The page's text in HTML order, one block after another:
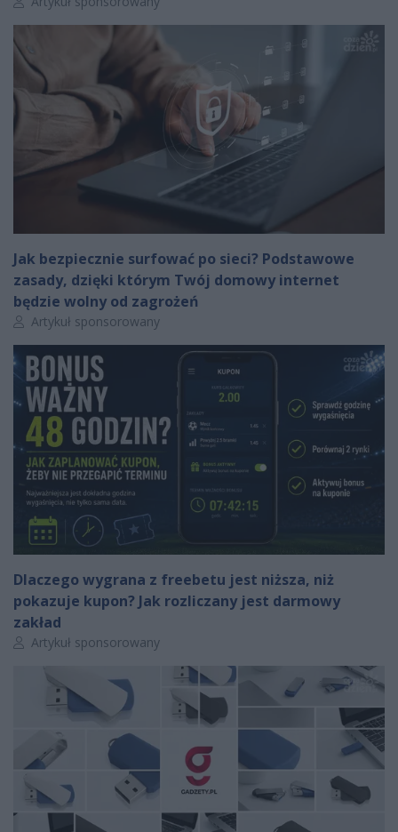
Jak bezpiecznie surfować po sieci? Podstawowe
zasady, dzięki którym Twój domowy internet
będzie wolny od zagrożeń
Autor artykułu:
Artykuł sponsorowany
Dlaczego wygrana z freebetu jest niższa, niż
pokazuje kupon? Jak rozliczany jest darmowy
zakład
Autor artykułu:
Artykuł sponsorowany